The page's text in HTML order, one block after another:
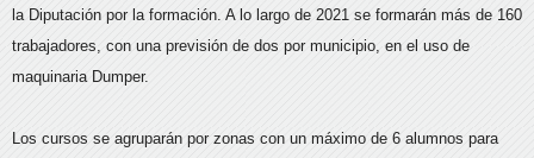
la Diputación por la formación. A lo largo de 2021 se formarán más de 160
trabajadores, con una previsión de dos por municipio, en el uso de
maquinaria Dumper.
Los cursos se agruparán por zonas con un máximo de 6 alumnos para